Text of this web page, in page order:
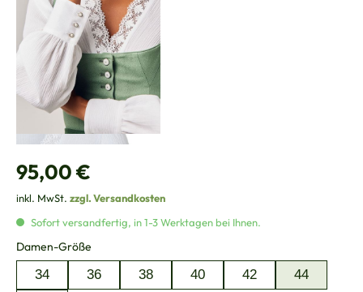
Regulärer Preis:
95,00 €
inkl. MwSt. zzgl. Versandkosten
Sofort versandfertig, in 1-3 Werktagen bei Ihnen.
Damen-Größe
34 36 38 40 42
44